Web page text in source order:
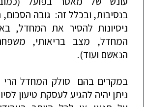
בנסיבות, ובכלל זה: גובה
ניסיונות להסיר את המחדל,
המחדל, מצב בריאותי,
הנאשם ועוד).
במקרים בהם סולק המחדל הרי
ניתן יהיה להגיע לעסקת טיעון